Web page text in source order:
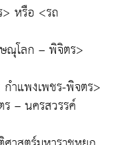
หรือ <รถ
ณุโลก – พิจิตร>
ำแพงเพชร-พิจตร>
– นครสวรรค์